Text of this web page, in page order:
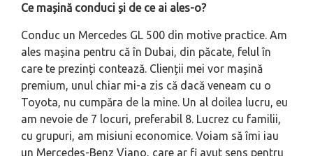
Ce mașină conduci și de ce ai ales-o?
Conduc un Mercedes GL 500 din motive practice. Am
ales mașina pentru că în Dubai, din păcate, felul în
care te prezinți contează. Clienții mei vor mașină
premium, unul chiar mi-a zis că dacă veneam cu o
Toyota, nu cumpăra de la mine. Un al doilea lucru, eu
am nevoie de 7 locuri, preferabil 8. Lucrez cu familii,
cu grupuri, am misiuni economice. Voiam să îmi iau
un Mercedes-Benz Viano, care ar fi avut sens pentru